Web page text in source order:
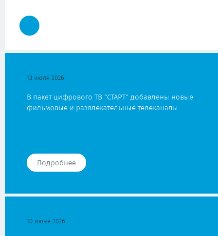
13 июля 2026
В пакет цифрового ТВ "СТАРТ" добавлены новые
фильмовые и развлекательные телеканалы
Подробнее
10 июня 2026